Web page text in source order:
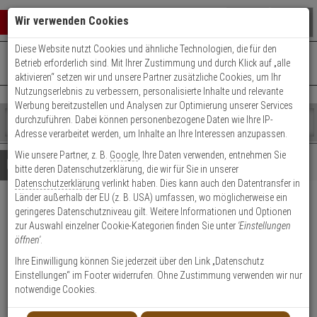
Warenkorb schließen
0 ARTIKEL IM WARENKORB
Ihr Warenkorb ist momentan leer.
Ergebnisse ()
Fertig
Shop
durchsuchen
Bitte
geben
Sie
mindestens
Zeichen
ein,
um
Suche
Es
wurde
noch
Kategorien
Suche
gestartet
+49 (0)821 899 493-0Mo. - Do.: 8:00 - 16:30 | Fr.: 8:00 - 14:00 Uhr
Kontaktservice nutzen
Details Beratung Beliebte 5 Megapixel Artikel
HIKVision Set HD 8x Bullet
5MPx + 16-CH DVR
Produktmerkmale
Wir verwenden Cookies
Diese Website nutzt Cookies und ähnliche Technologien, die für den
Betrieb erforderlich sind. Mit Ihrer Zustimmung und durch Klick auf „alle
aktivieren“ setzen wir und unsere Partner zusätzliche Cookies, um Ihr
Nutzungserlebnis zu verbessern, personalisierte Inhalte und relevante
Werbung bereitzustellen und Analysen zur Optimierung unserer Services
durchzuführen. Dabei können personenbezogene Daten wie Ihre IP-
Adresse verarbeitet werden, um Inhalte an Ihre Interessen anzupassen.
Wie unsere Partner, z. B. Google , Ihre Daten verwenden, entnehmen Sie
bitte deren Datenschutzerklärung, die wir für Sie in unserer
Datenschutzerklärung verlinkt haben. Dies kann auch den Datentransfer in
Länder außerhalb der EU (z. B. USA) umfassen, wo möglicherweise ein
geringeres Datenschutzniveau gilt. Weitere Informationen und Optionen
zur Auswahl einzelner Cookie-Kategorien finden Sie unter 'Einstellungen
öffnen'.
Ihre Einwilligung können Sie jederzeit über den Link „Datenschutz
Einstellungen“ im Footer widerrufen. Ohne Zustimmung verwenden wir nur
notwendige Cookies.